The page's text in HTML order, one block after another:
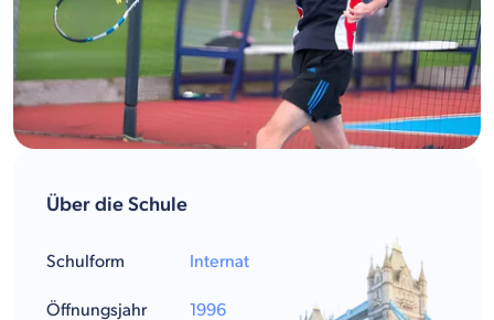
Über die Schule
Schulform
Öffnungsjahr
Internat
1996